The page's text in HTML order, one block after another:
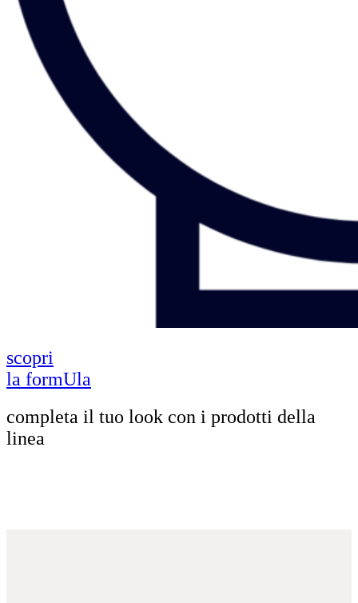
scopri
la formUla
completa il tuo look con i prodotti della
linea